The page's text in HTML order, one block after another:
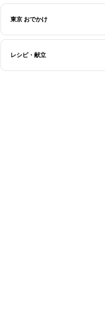
東京 おでかけ
レシピ・献立